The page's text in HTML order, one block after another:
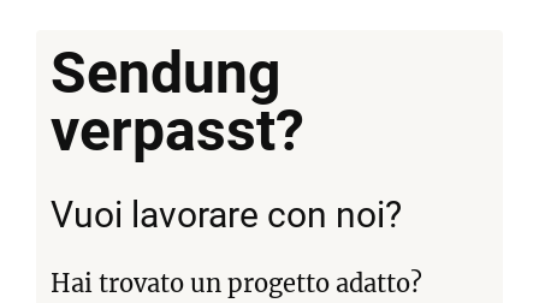
Sendung
verpasst?
Vuoi lavorare con noi?
Hai trovato un progetto adatto?